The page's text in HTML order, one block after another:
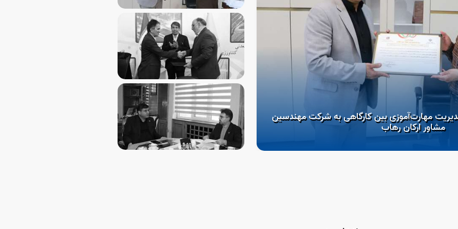
مهارت‌آموزی بین کارگاهی به شرکت مهندسین
مشاور ارکان رهاب آغاز فصل جدید همکاری‌های مهارتی یزد و کرمان با امضای